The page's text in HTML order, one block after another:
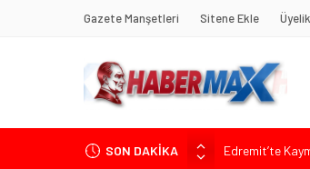
Gazete Manşetleri Sitene Ekle Üyelik
SON DAKİKA
Edremit’te